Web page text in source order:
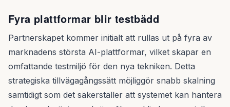
Fyra plattformar blir testbädd
Partnerskapet kommer initialt att rullas ut på fyra av
marknadens största AI-plattformar, vilket skapar en
omfattande testmiljö för den nya tekniken. Detta
strategiska tillvägagångssätt möjliggör snabb skalning
samtidigt som det säkerställer att systemet kan hantera